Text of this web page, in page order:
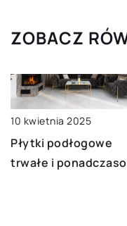
ZOBACZ
10 kwietnia 2025
Płytki podłogowe
trwałe i